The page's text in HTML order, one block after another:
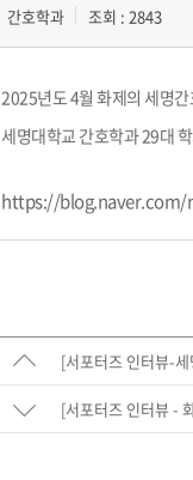
간호학과 조회 : 2843
2025년도 4월 화제의 세명
세명대학교 간호학과 29대
https://blog.naver.com/
[서포터즈 인터뷰-
[서포터즈 인터뷰 -